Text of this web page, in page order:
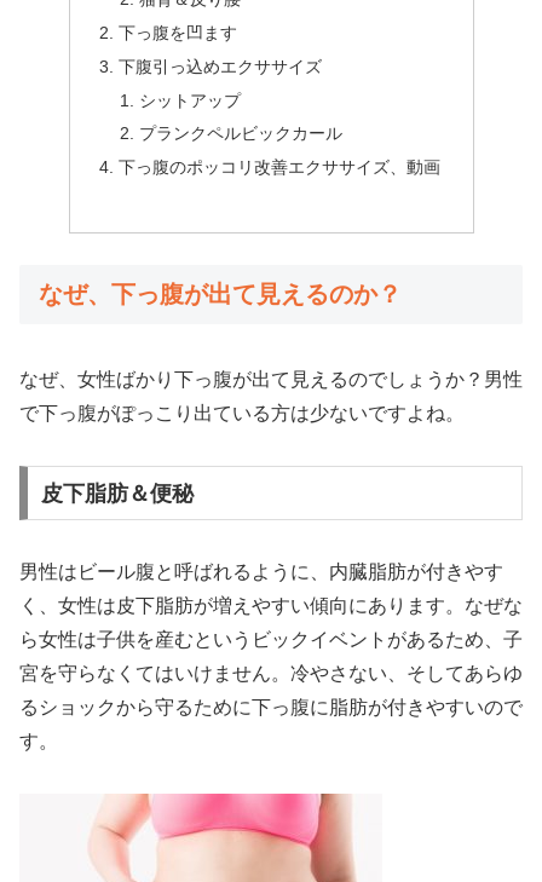
下っ腹を凹ます
下腹引っ込めエクササイズ
シットアップ
プランクペルビックカール
下っ腹のポッコリ改善エクササイズ、動画
なぜ、下っ腹が出て見えるのか？
なぜ、女性ばかり下っ腹が出て見えるのでしょうか？男性
で下っ腹がぽっこり出ている方は少ないですよね。
皮下脂肪＆便秘
男性はビール腹と呼ばれるように、内臓脂肪が付きやす
く、女性は皮下脂肪が増えやすい傾向にあります。なぜな
ら女性は子供を産むというビックイベントがあるため、子
宮を守らなくてはいけません。冷やさない、そしてあらゆ
るショックから守るために下っ腹に脂肪が付きやすいので
す。